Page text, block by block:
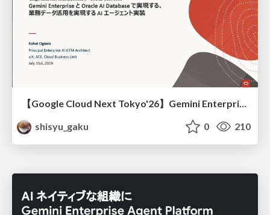
【Google Cloud Next Tokyo'26】Gemini Enterprise と Oracle AI Database で実現する、 業務データ活用を実現する AI エージェント実装
shisyu_gaku
0 210